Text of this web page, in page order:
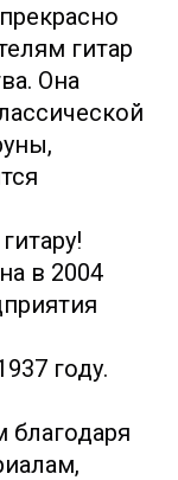
гитар
Она
в 2004
году.